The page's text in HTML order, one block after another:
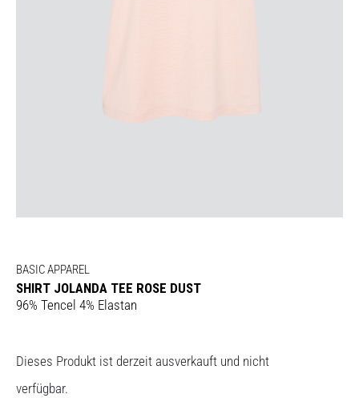
BASIC APPAREL
SHIRT JOLANDA TEE ROSE DUST
96% Tencel 4% Elastan
Dieses Produkt ist derzeit ausverkauft und nicht
verfügbar.